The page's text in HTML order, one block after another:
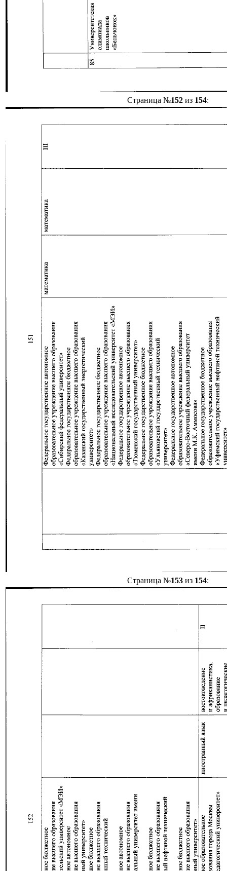
Страница №152из 154:
Страница №153из 154: